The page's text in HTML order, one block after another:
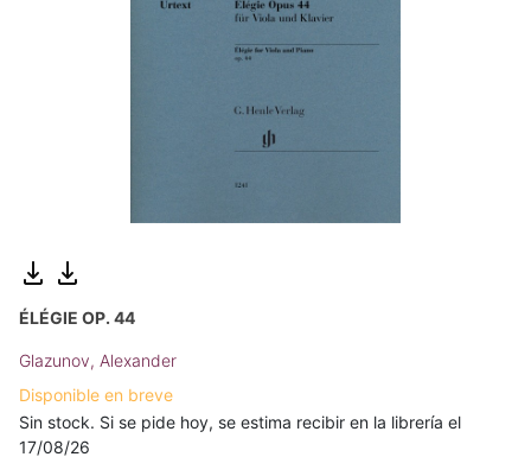
ÉLÉGIE OP. 44
Glazunov, Alexander
Disponible en breve
Sin stock. Si se pide hoy, se estima recibir en la librería el
17/08/26